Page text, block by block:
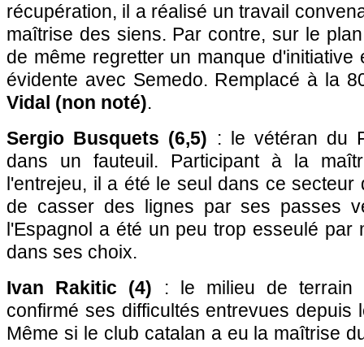
récupération, il a réalisé un travail
maîtrise des siens. Par contre, sur le
de même regretter un manque d'initiative
évidente avec Semedo. Remplacé à la
Vidal (non noté).
Sergio Busquets (6,5) : le vétéran du
dans un fauteuil. Participant à la
l'entrejeu, il a été le seul dans ce secteur
de casser des lignes par ses passes
l'Espagnol a été un peu trop esseulé par
dans ses choix.
Ivan Rakitic (4) : le milieu de terrain
confirmé ses difficultés entrevues depuis
Même si le club catalan a eu la maîtrise